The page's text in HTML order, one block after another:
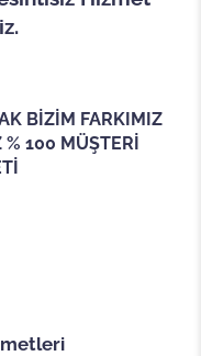
BİZİM FARKIMIZ
100 MÜŞTERİ